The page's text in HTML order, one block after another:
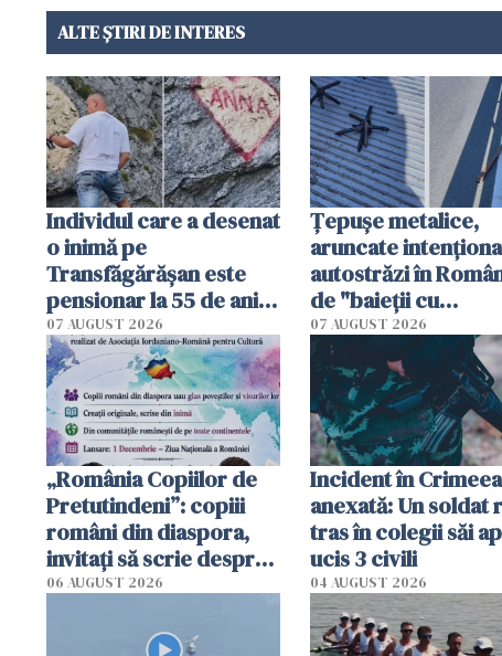
ALTE ȘTIRI DE INTERES
Individul care a desenat
o inimă pe
Transfăgărășan este
pensionar la 55 de ani.
Poliția l-a identificat
07 AUGUST 2026
Țepușe metalice,
aruncate
autostrăzi în
de "baieții cu
platforme": "Mi-au
cerut 1200 lei să mă
tracteze"
07 AUGUST 2026
„România Copiilor de
Pretutindeni”: copiii
români din diaspora,
invitați să scrie despre
România într-un volum
06 AUGUST 2026
Incident în Crimeea
anexată: Un soldat
tras în colegii săi
ucis 3 civili
04 AUGUST 2026